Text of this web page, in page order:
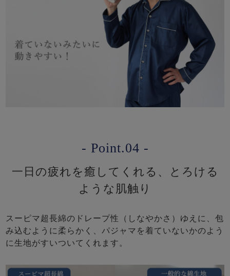
- Point.04 -
一日の疲れを癒してくれる、とろける
ような肌触り
スーピマ超長綿のドレープ性（しなやかさ）ゆえに、包
み込むように柔らかく、パジャマを着ていないかのよう
に生地がすいついてくれます。